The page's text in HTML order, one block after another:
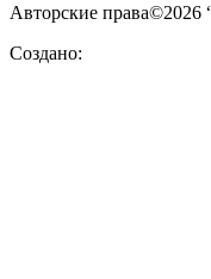
Авторские права©2026
Создано: